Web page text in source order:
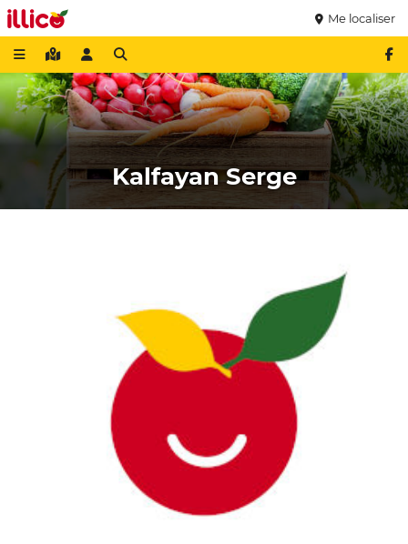
Me localiser
Kalfayan Serge